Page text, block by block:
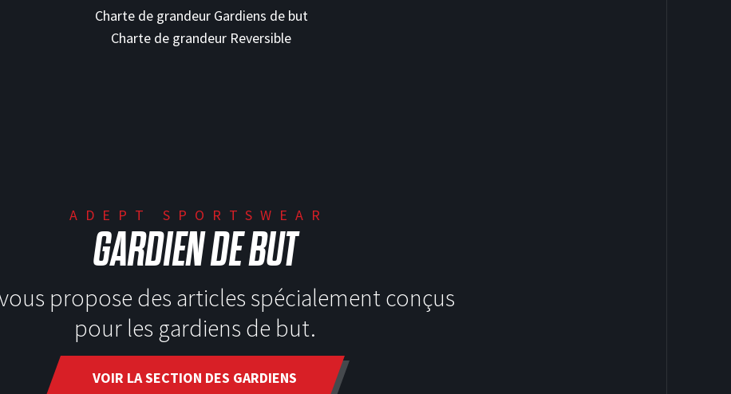
ADEPT SPORTSWEAR
GARDIEN DE BUT
propose des articles spécialement conçus
pour les gardiens de but.
VOIR LA SECTION DES GARDIENS